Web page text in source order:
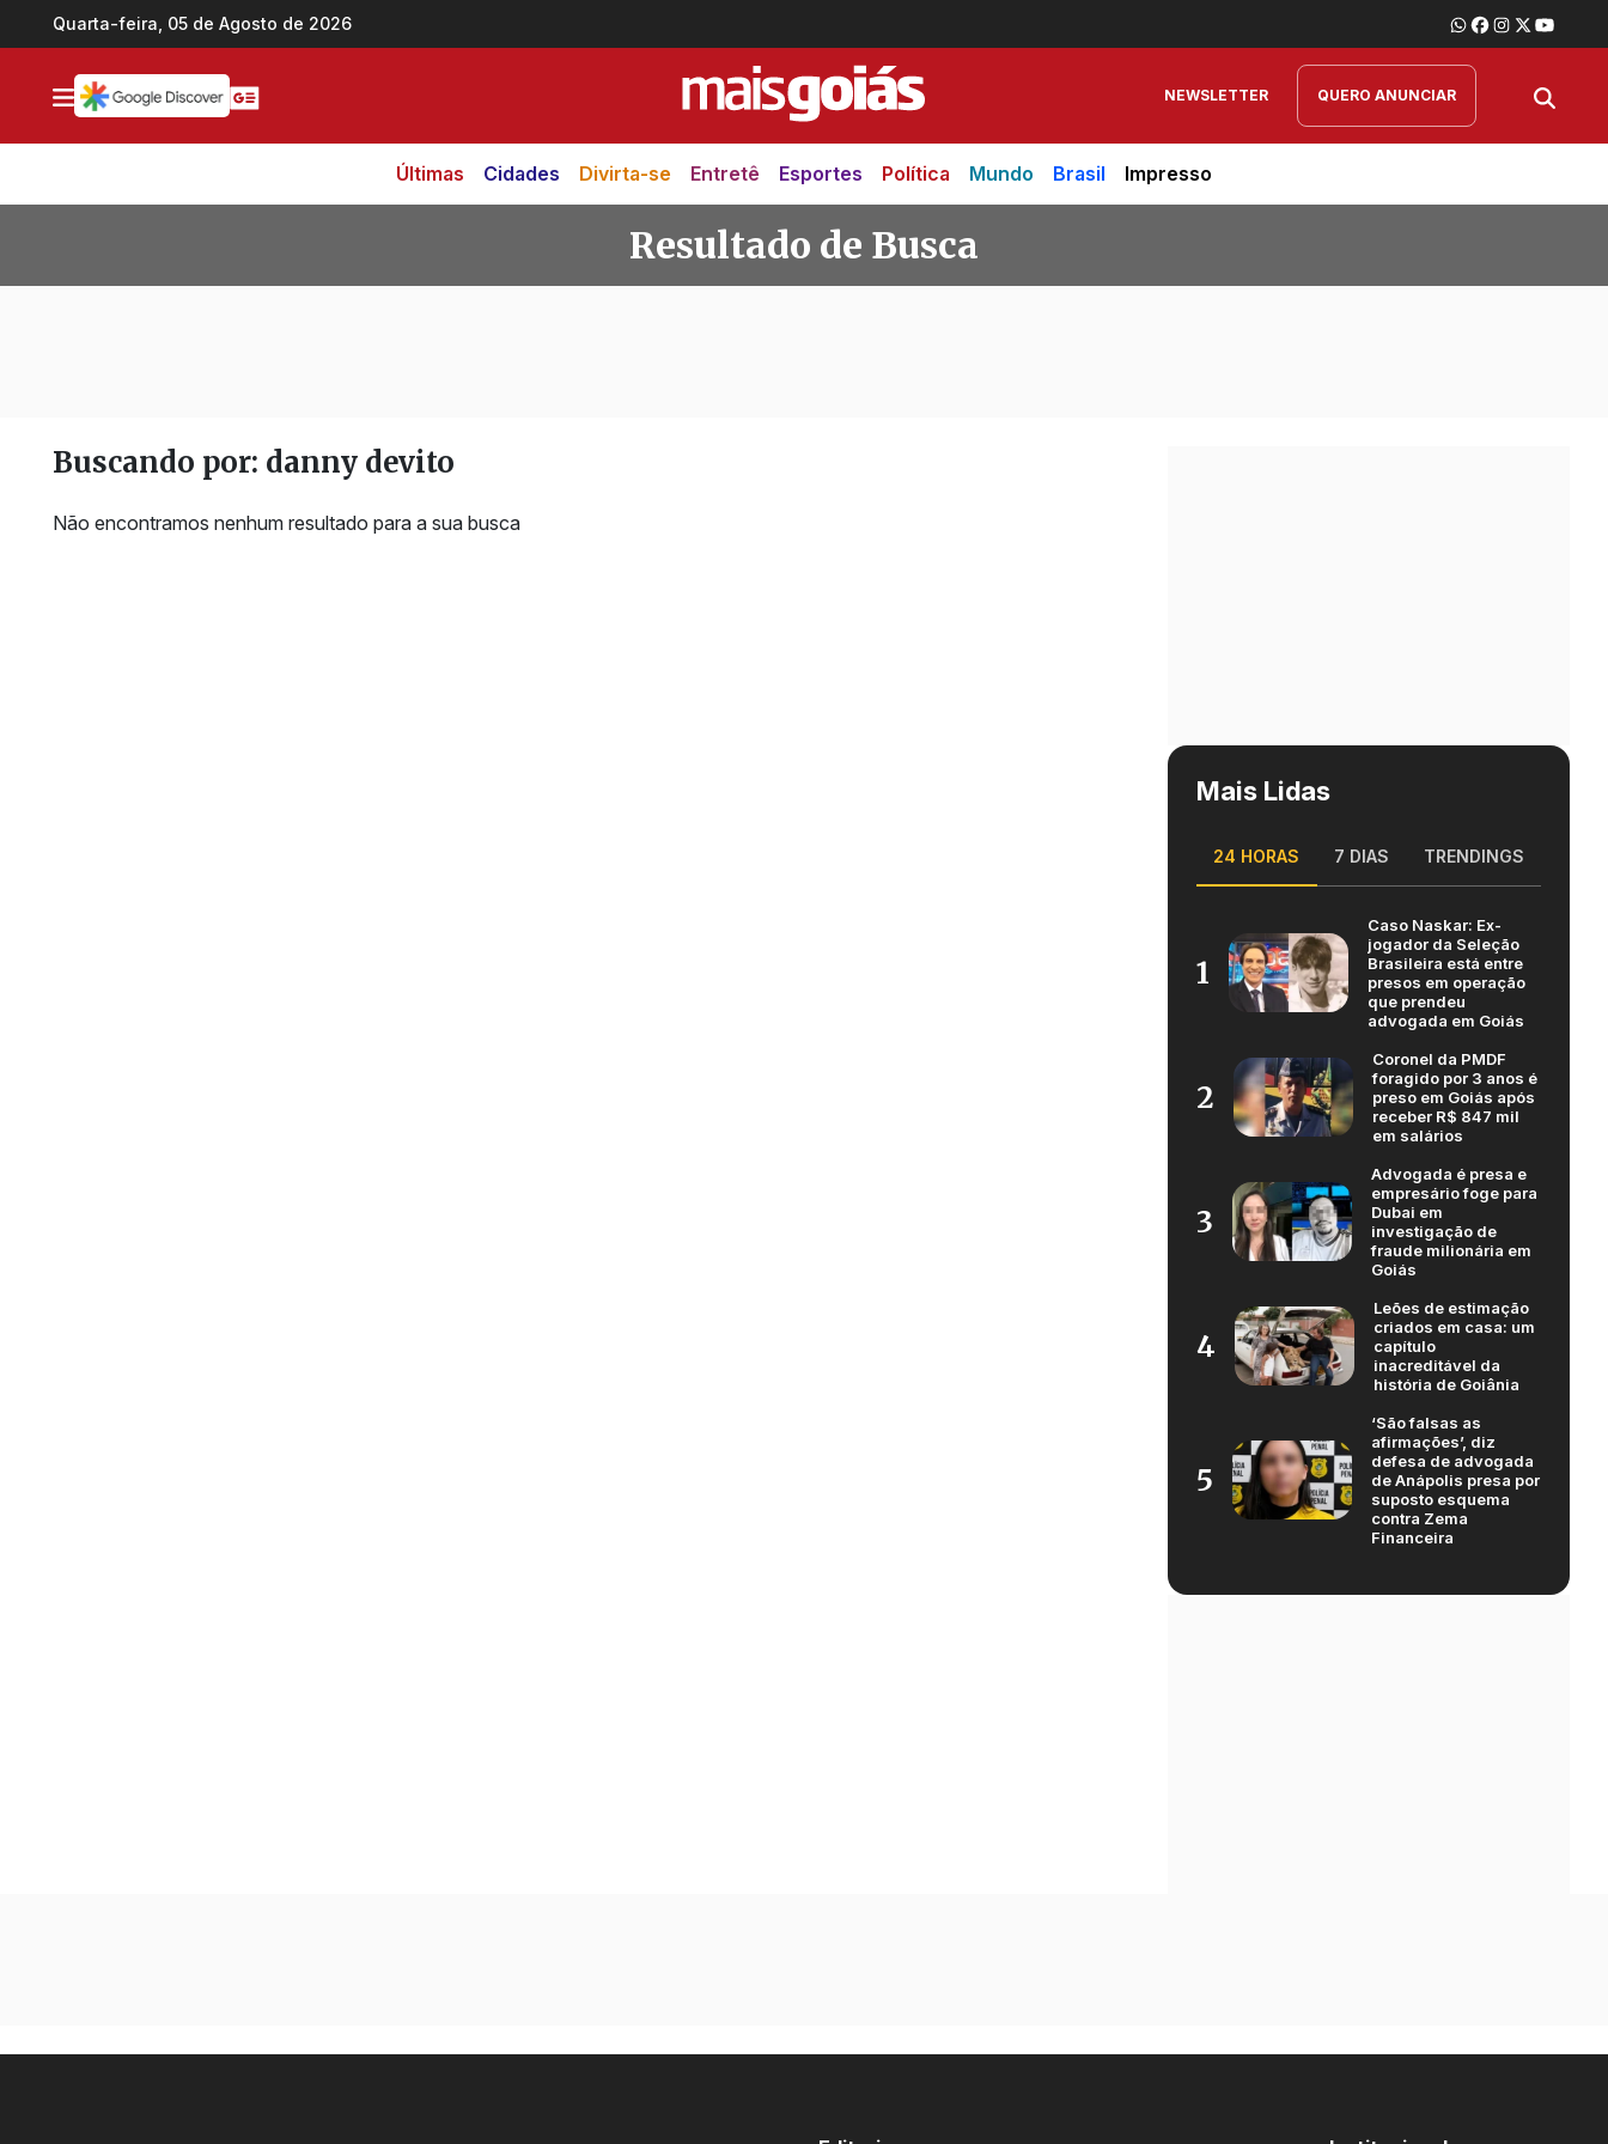
Ir direto pro conteúdo
Quarta-feira, 05 de Agosto de 2026
NEWSLETTER QUERO ANUNCIAR
Últimas Cidades Divirta-se Entretê Esportes Política Mundo Brasil Impresso
Resultado de Busca
Buscando por: danny devito
Não encontramos nenhum resultado para a sua busca
Mais Lidas
24 HORAS 7 DIAS TRENDINGS
1
Caso Naskar: Ex-
jogador da Seleção
Brasileira está entre
presos em operação
que prendeu
advogada em Goiás
2
Coronel da PMDF
foragido por 3 anos é
preso em Goiás após
receber R$ 847 mil
em salários
3
Advogada é presa e
empresário foge para
Dubai em
investigação de
fraude milionária em
Goiás
4
Leões de estimação
criados em casa: um
capítulo
inacreditável da
história de Goiânia
5
‘São falsas as
afirmações’, diz
defesa de advogada
de Anápolis presa por
suposto esquema
contra Zema
Financeira